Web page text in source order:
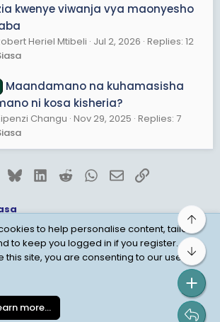
kwenye viwanja vya maonyesho
Heriel Mtibeli Jul 2, 2026 Replies: 12
Maandamano na kuhamasisha
ni kosa kisheria?
Changu Nov 29, 2025 Replies: 7
BlueskyLinkedInRedditWhatsApp
EmailLink
Policy
Personal Data Protection
to help personalise content, tailor
to keep you logged in if you register.
this site, you are consenting to our use of
more…
Top